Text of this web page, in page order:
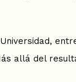
allá del